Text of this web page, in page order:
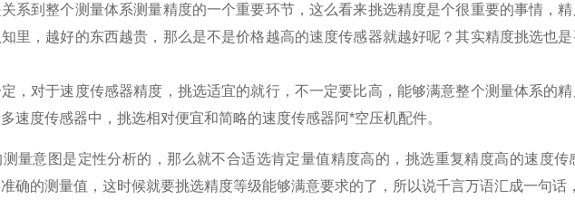
系到整个测量体系测量精度的一个重要环节，这么看来挑选精度是个很重要的事情，
里，越好的东西越贵，那么是不是价格越高的速度传感器就越好呢？其实精度挑选也
对于速度传感器精度，挑选适宜的就行，不一定要比高，能够满意整个测量体系的精
速度传感器中，挑选相对便宜和简略的速度传感器阿*空压机配件。
意图是定性分析的，那么就不合适选肯定量值精度高的，挑选重复精度高的速度传
确的测量值，这时候就要挑选精度等级能够满意要求的了，所以说千言万语汇成一句话